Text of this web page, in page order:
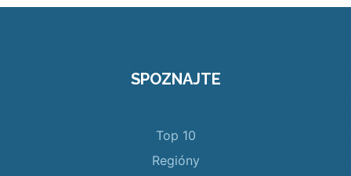
SPOZNAJTE
Top 10
Regióny